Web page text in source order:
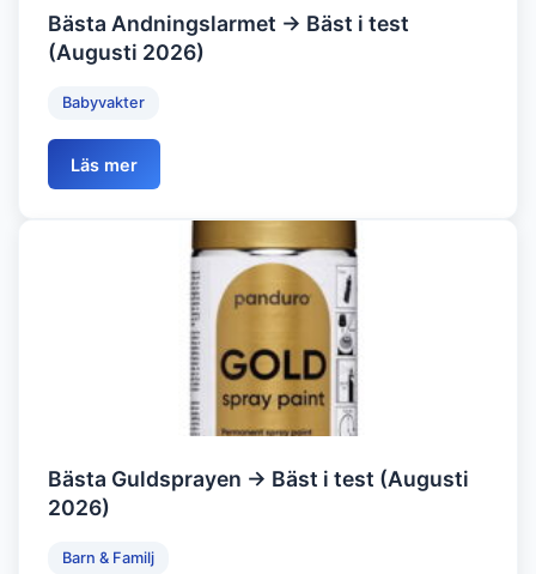
Bästa Andningslarmet → Bäst i test
(Augusti 2026)
Babyvakter
Läs mer
Bästa Guldsprayen → Bäst i test (Augusti
2026)
Barn & Familj